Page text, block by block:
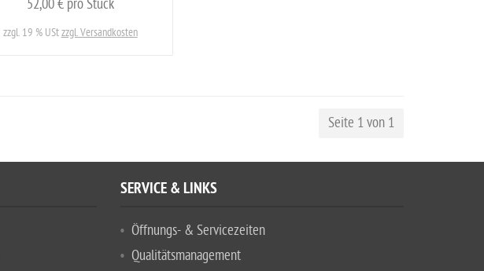
52,00 € pro Stück
zzgl. 19 % UStzzgl. Versandkosten
Seite 1 von 1
SERVICE & LINKS
Öffnungs- & Servicezeiten
Qualitätsmanagement